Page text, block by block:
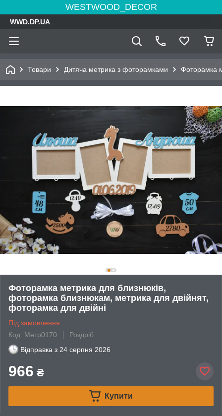
WESTWOOD_DECOR
WWD.DP.UA
Товари Дитяча метрика з фоторамками Фоторамка
Фоторамка метрика для близнюків,
фоторамка близнюкам, метрика для двійнят,
фоторамка для двійні
Під замовлення
Код: Метр0170
Роздріб
Відправка з 24 серпня 2026
966 ₴
Купити